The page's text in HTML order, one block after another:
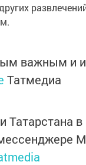
важным и
Татмедиа
Татарстана в